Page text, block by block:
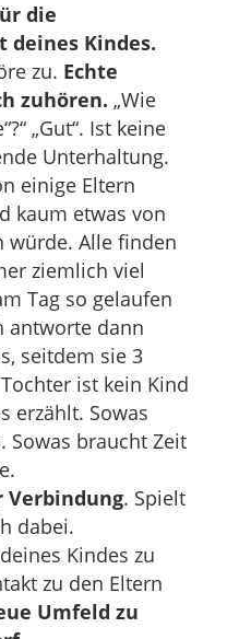
die
deines Kindes.
zu. Echte
zuhören. „Wie
„Gut“. Ist keine
Unterhaltung.
einige Eltern
kaum etwas von
würde. Alle finden
ziemlich viel
Tag so gelaufen
antworte dann
seitdem sie 3
ist kein Kind
erzählt. Sowas
Sowas braucht Zeit
Verbindung. Spielt
dabei.
Kindes zu
zu den Eltern
Umfeld zu